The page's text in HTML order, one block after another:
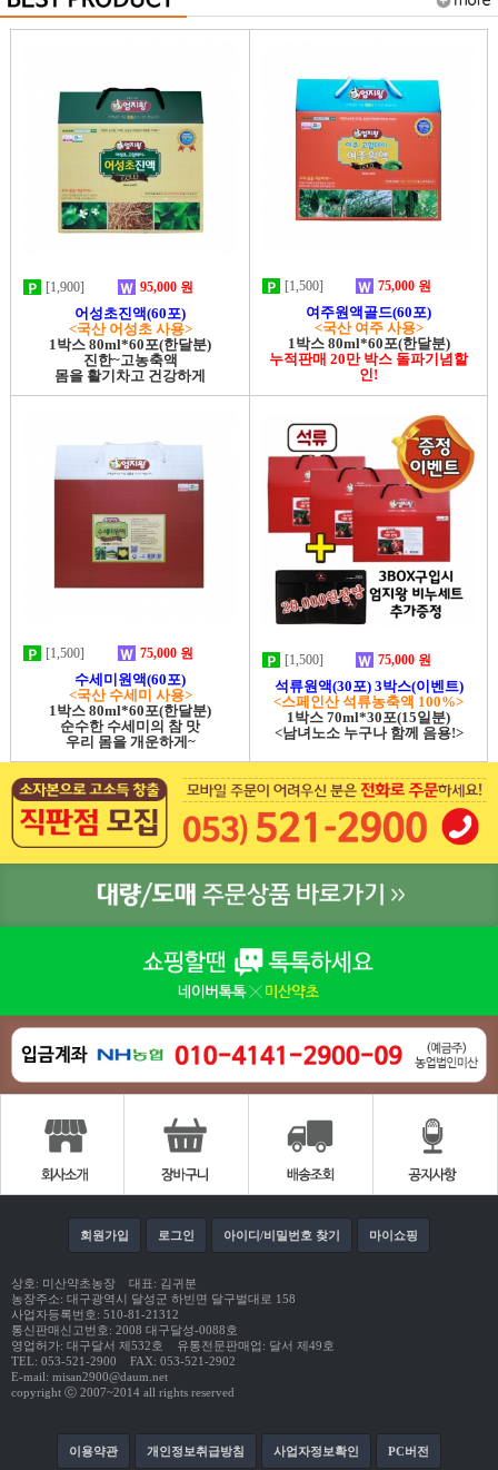
[1,900] 95,000 원
어성초진액(60포)
<국산 어성초 사용>
1박스 80ml*60포(한달분)
진한~고농축액
몸을 활기차고 건강하게
[1,500] 75,000 원
여주원액골드(60포)
<국산 여주 사용>
1박스 80ml*60포(한달분)
누적판매 20만 박스 돌파기념할
인!
[1,500] 75,000 원
수세미원액(60포)
<국산 수세미 사용>
1박스 80ml*60포(한달분)
순수한 수세미의 참 맛
우리 몸을 개운하게~
[1,500] 75,000 원
석류원액(30포) 3박스(이벤트)
<스페인산 석류농축액 100%>
1박스 70ml*30포(15일분)
<남녀노소 누구나 함께 음용!>
회원가입 로그인 아이디/비밀번호 찾기 마이쇼핑
상호: 미산약초농장 대표: 김귀분
농장주소: 대구광역시 달성군 하빈면 달구벌대로 158
사업자등록번호: 510-81-21312
통신판매신고번호: 2008 대구달성-0088호
영업허가: 대구달서 제532호 유통전문판매업: 달서 제49호
TEL: 053-521-2900 FAX: 053-521-2902
E-mail: misan2900@daum.net
copyright ⓒ 2007~2014 all rights reserved
이용약관 개인정보취급방침 사업자정보확인 PC버전